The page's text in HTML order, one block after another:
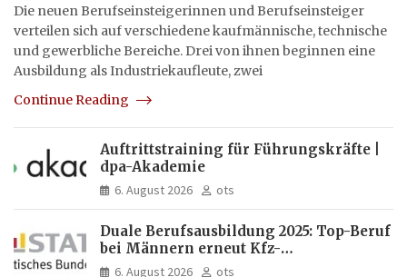
Die neuen Berufseinsteigerinnen und Berufseinsteiger
verteilen sich auf verschiedene kaufmännische, technische
und gewerbliche Bereiche. Drei von ihnen beginnen eine
Ausbildung als Industriekaufleute, zwei
Continue Reading
Auftrittstraining für Führungskräfte |
dpa-Akademie
6. August 2026 ots
Duale Berufsausbildung 2025: Top-Beruf
bei Männern erneut Kfz-
Mechatroniker, bei Frauen
6. August 2026 ots